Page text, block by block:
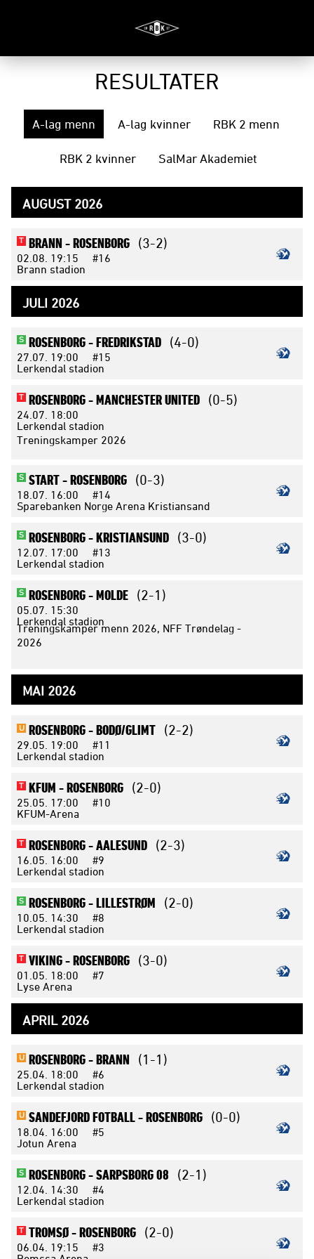
RESULTATER
A-lag menn A-lag kvinner RBK 2 menn
RBK 2 kvinner SalMar Akademiet
AUGUST 2026
T BRANN -ROSENBORG (3-2)
02.08. 19:15
#16
Brann stadion
JULI 2026
S ROSENBORG -FREDRIKSTAD (4-0)
27.07. 19:00
#15
Lerkendal stadion
T ROSENBORG -MANCHESTER UNITED (0-5)
24.07. 18:00
Lerkendal stadion
Treningskamper 2026
S START -ROSENBORG (0-3)
18.07. 16:00
#14
Sparebanken Norge Arena Kristiansand
S ROSENBORG -KRISTIANSUND (3-0)
12.07. 17:00
#13
Lerkendal stadion
S ROSENBORG -MOLDE (2-1)
05.07. 15:30
Lerkendal stadion
Treningskamper menn 2026, NFF Trøndelag -
2026
MAI 2026
U ROSENBORG -BODØ/GLIMT (2-2)
29.05. 19:00
#11
Lerkendal stadion
T KFUM -ROSENBORG (2-0)
25.05. 17:00
#10
KFUM-Arena
T ROSENBORG -AALESUND (2-3)
16.05. 16:00
#9
Lerkendal stadion
S ROSENBORG -LILLESTRØM (2-0)
10.05. 14:30
#8
Lerkendal stadion
T VIKING -ROSENBORG (3-0)
01.05. 18:00
#7
Lyse Arena
APRIL 2026
U ROSENBORG -BRANN (1-1)
25.04. 18:00
#6
Lerkendal stadion
U SANDEFJORD FOTBALL -ROSENBORG (0-0)
18.04. 16:00
#5
Jotun Arena
S ROSENBORG -SARPSBORG 08 (2-1)
12.04. 14:30
#4
Lerkendal stadion
T TROMSØ -ROSENBORG (2-0)
06.04. 19:15
#3